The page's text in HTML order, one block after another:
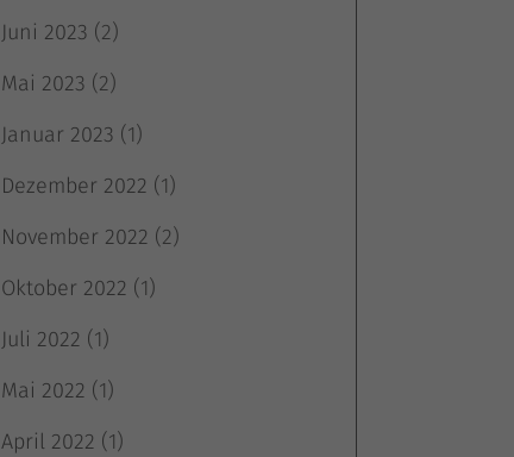
Juni 2023 (2)
Mai 2023 (2)
Januar 2023 (1)
Dezember 2022 (1)
November 2022 (2)
Oktober 2022 (1)
Juli 2022 (1)
Mai 2022 (1)
April 2022 (1)